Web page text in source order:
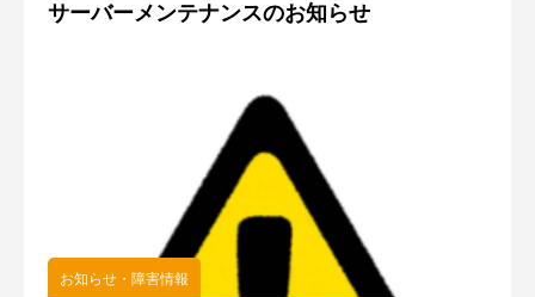
した🎉これもひとえ
サーバーメンテナンスのお知らせ
お知らせ・障害情報